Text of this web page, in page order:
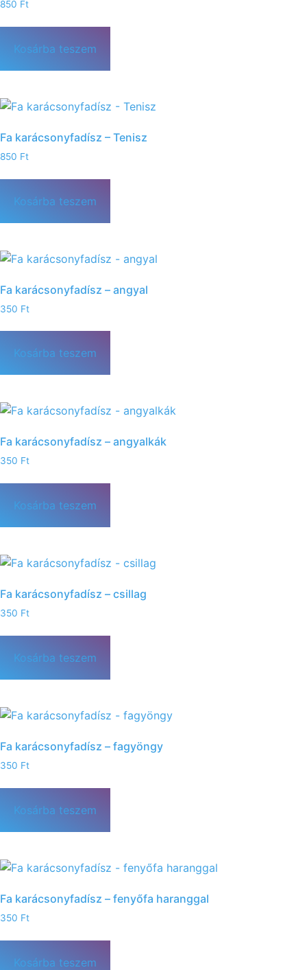
850 Ft
Kosárba teszem
Fa karácsonyfadísz – Tenisz
850 Ft
Kosárba teszem
Fa karácsonyfadísz – angyal
350 Ft
Kosárba teszem
Fa karácsonyfadísz – angyalkák
350 Ft
Kosárba teszem
Fa karácsonyfadísz – csillag
350 Ft
Kosárba teszem
Fa karácsonyfadísz – fagyöngy
350 Ft
Kosárba teszem
Fa karácsonyfadísz – fenyőfa haranggal
350 Ft
Kosárba teszem